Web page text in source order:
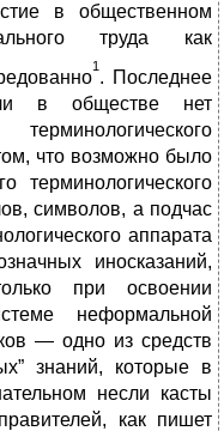
в общественном
труда как
1
. Последнее
в обществе нет
что возможно было
терминологического
символов, а подчас
аппарата
иносказаний,
при освоении
неформальной
— одно из средств
знаний, которые в
несли касты
как пишет